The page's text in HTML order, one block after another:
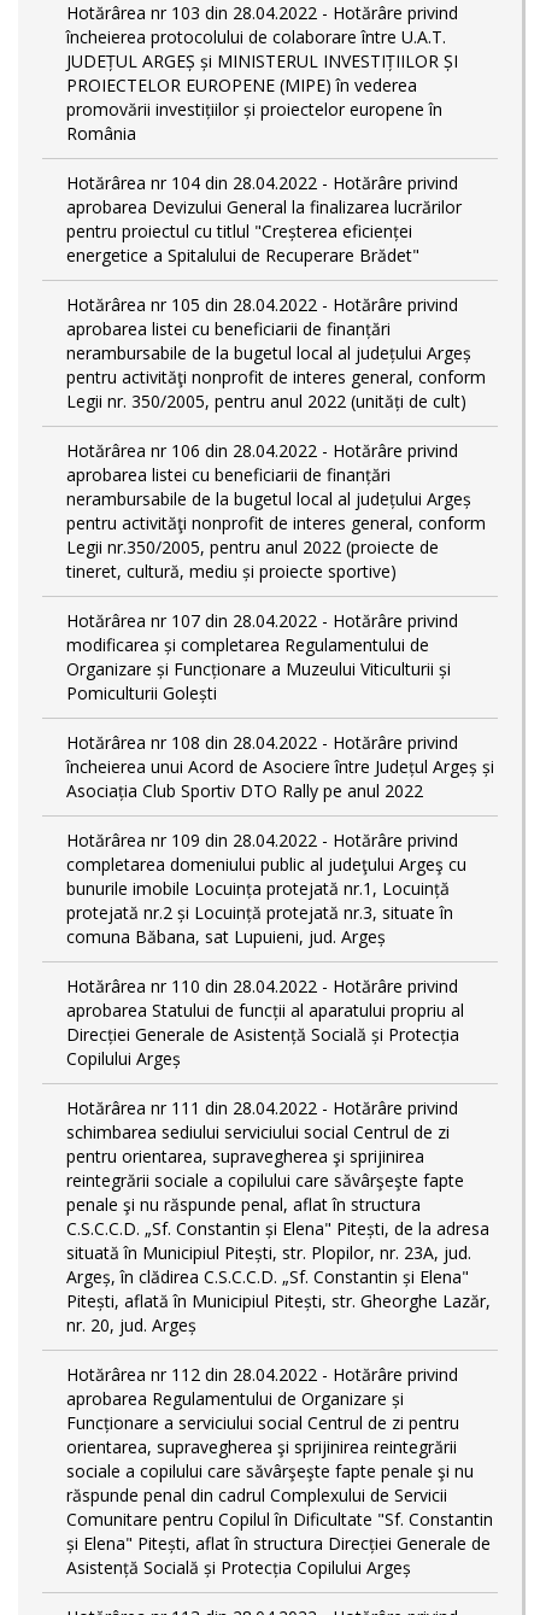
Hotărârea nr 103 din 28.04.2022 - Hotărâre privind
încheierea protocolului de colaborare între U.A.T.
JUDEȚUL ARGEȘ și MINISTERUL INVESTIȚIILOR ȘI
PROIECTELOR EUROPENE (MIPE) în vederea
promovării investițiilor și proiectelor europene în
România
Hotărârea nr 104 din 28.04.2022 - Hotărâre privind
aprobarea Devizului General la finalizarea lucrărilor
pentru proiectul cu titlul "Creșterea eficienței
energetice a Spitalului de Recuperare Brădet"
Hotărârea nr 105 din 28.04.2022 - Hotărâre privind
aprobarea listei cu beneficiarii de finanțări
nerambursabile de la bugetul local al județului Argeș
pentru activităţi nonprofit de interes general, conform
Legii nr. 350/2005, pentru anul 2022 (unități de cult)
Hotărârea nr 106 din 28.04.2022 - Hotărâre privind
aprobarea listei cu beneficiarii de finanțări
nerambursabile de la bugetul local al județului Argeș
pentru activităţi nonprofit de interes general, conform
Legii nr.350/2005, pentru anul 2022 (proiecte de
tineret, cultură, mediu și proiecte sportive)
Hotărârea nr 107 din 28.04.2022 - Hotărâre privind
modificarea și completarea Regulamentului de
Organizare și Funcționare a Muzeului Viticulturii și
Pomiculturii Golești
Hotărârea nr 108 din 28.04.2022 - Hotărâre privind
încheierea unui Acord de Asociere între Județul Argeș și
Asociația Club Sportiv DTO Rally pe anul 2022
Hotărârea nr 109 din 28.04.2022 - Hotărâre privind
completarea domeniului public al judeţului Argeş cu
bunurile imobile Locuința protejată nr.1, Locuință
protejată nr.2 și Locuință protejată nr.3, situate în
comuna Băbana, sat Lupuieni, jud. Argeș
Hotărârea nr 110 din 28.04.2022 - Hotărâre privind
aprobarea Statului de funcții al aparatului propriu al
Direcției Generale de Asistență Socială și Protecția
Copilului Argeș
Hotărârea nr 111 din 28.04.2022 - Hotărâre privind
schimbarea sediului serviciului social Centrul de zi
pentru orientarea, supravegherea şi sprijinirea
reintegrării sociale a copilului care săvârşeşte fapte
penale şi nu răspunde penal, aflat în structura
C.S.C.C.D. „Sf. Constantin și Elena" Pitești, de la adresa
situată în Municipiul Pitești, str. Plopilor, nr. 23A, jud.
Argeș, în clădirea C.S.C.C.D. „Sf. Constantin și Elena"
Pitești, aflată în Municipiul Pitești, str. Gheorghe Lazăr,
nr. 20, jud. Argeș
Hotărârea nr 112 din 28.04.2022 - Hotărâre privind
aprobarea Regulamentului de Organizare și
Funcționare a serviciului social Centrul de zi pentru
orientarea, supravegherea şi sprijinirea reintegrării
sociale a copilului care săvârşeşte fapte penale şi nu
răspunde penal din cadrul Complexului de Servicii
Comunitare pentru Copilul în Dificultate "Sf. Constantin
și Elena" Pitești, aflat în structura Direcției Generale de
Asistență Socială și Protecția Copilului Argeș